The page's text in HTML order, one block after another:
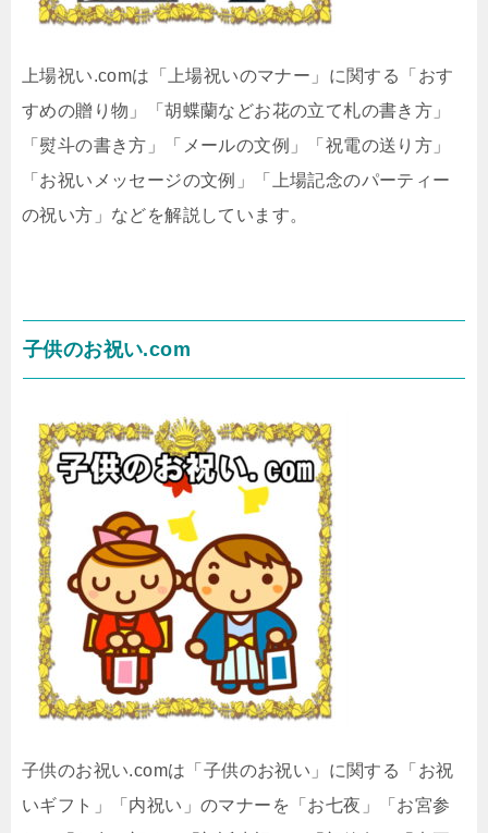
上場祝い.comは「上場祝いのマナー」に関する「おす
すめの贈り物」「胡蝶蘭などお花の立て札の書き方」
「熨斗の書き方」「メールの文例」「祝電の送り方」
「お祝いメッセージの文例」「上場記念のパーティー
の祝い方」などを解説しています。
子供のお祝い.com
子供のお祝い.comは「子供のお祝い」に関する「お祝
いギフト」「内祝い」のマナーを「お七夜」「お宮参